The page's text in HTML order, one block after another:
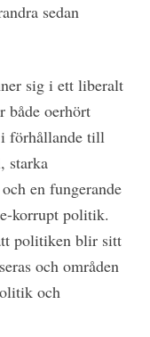
sedan
sig i ett liberalt
både oerhört
förhållande till
starka
en fungerande
korrupt politik.
politiken blir sitt
och områden
och